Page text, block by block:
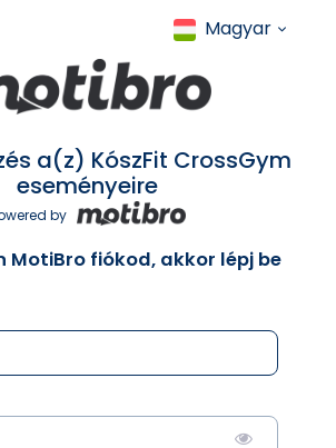
Magyar
a(z) KószFit CrossGym
eseményeire
by
MotiBro fiókod, akkor lépj be